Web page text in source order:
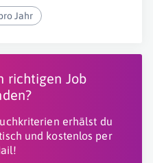
Jahr
richtigen Job
erhälst du
und kostenlos per